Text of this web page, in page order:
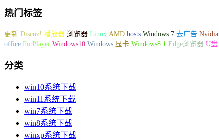
热门标签
更新 Discuz! 播放器 浏览器 Linux AMD hosts Windows 7 去广告 Nvidia
office PotPlayer Windows10 Windows 显卡 Windows8.1 Edge浏览器 U盘
分类
win10系统下载
win11系统下载
win7系统下载
win8系统下载
winxp系统下载